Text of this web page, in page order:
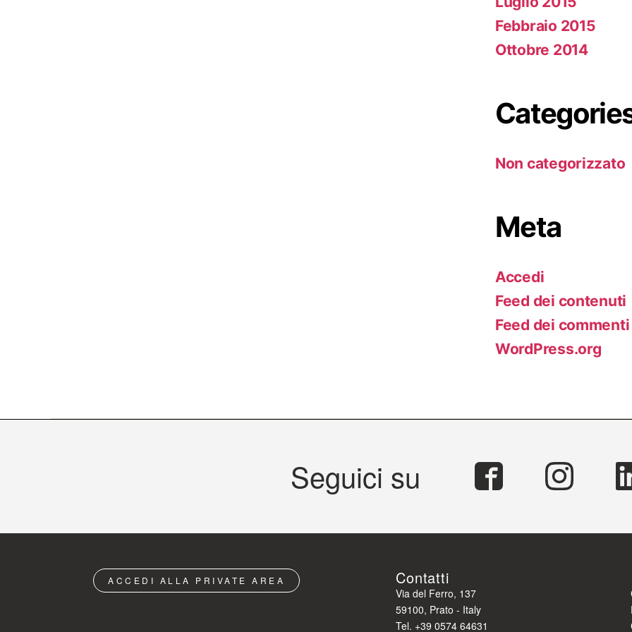
Febbraio 2015
Ottobre 2014
Non categorizzato
Meta
Accedi
Feed dei contenuti
Feed dei commenti
WordPress.org
Seguici su
ACCEDI ALLA PRIVATE AREA Contatti
Via del Ferro, 137
59100, Prato - Italy
Tel. +39 0574 64631